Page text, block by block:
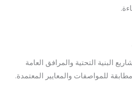
البنية التحتية والمرافق العامة
للمواصفات والمعايير المعتمدة.